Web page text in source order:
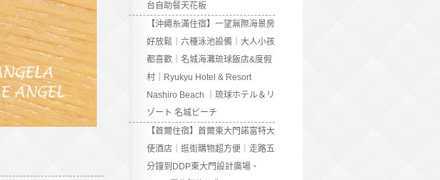
台自助餐天花板
【沖繩糸滿住宿】一望無際海景房
好放鬆｜六種泳池設備｜大人小孩
都喜歡｜名城海灘琉球飯店&度假
村｜Ryukyu Hotel & Resort
Nashiro Beach ｜琉球ホテル＆リ
ゾート 名城ビーチ
【首爾住宿】首爾東大門諾富特大
使酒店｜逛街購物超方便｜走路五
分鐘到DDP東大門設計廣場、